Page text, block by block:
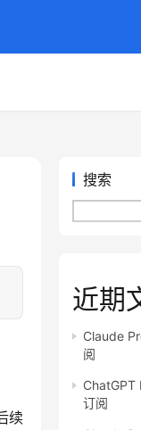
续
搜索
近期
Claude
阅
ChatGPT
订阅